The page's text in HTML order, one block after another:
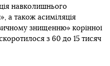
навколишнього
а також асиміляція
знищенню» корінної
з 60 до 15 тисяч